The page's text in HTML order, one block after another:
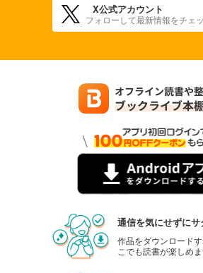
X公式アカウント
フォローして最新情報をチェ
通信を気にせずにサ
作品をダウンロード
こでも読書が楽しめま